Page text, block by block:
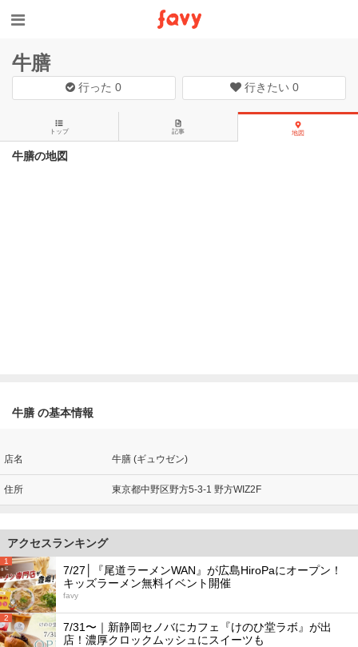
牛膳
行った0 行きたい 0
トップ 記事 地図
牛膳の地図
牛膳 の基本情報
店名 牛膳 (ギュウゼン)
住所 東京都中野区野方5-3-1 野方WIZ2F
アクセスランキング
1
7/27│『尾道ラーメンWAN』が広島HiroPaにオープン！
キッズラーメン無料イベント開催
favy
2
7/31〜｜新静岡セノバにカフェ『けのひ堂ラボ』が出
店！濃厚クロックムッシュにスイーツも